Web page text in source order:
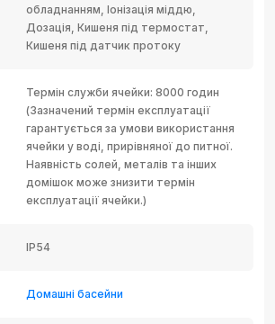
обладнанням, Іонізація міддю,
Дозація, Кишеня під термостат,
Кишеня під датчик протоку
Термін служби ячейки: 8000 годин
(Зазначений термін експлуатації
гарантується за умови використання
ячейки у воді, прирівняної до питної.
Наявність солей, металів та інших
домішок може знизити термін
експлуатації ячейки.)
IP54
Домашні басейни